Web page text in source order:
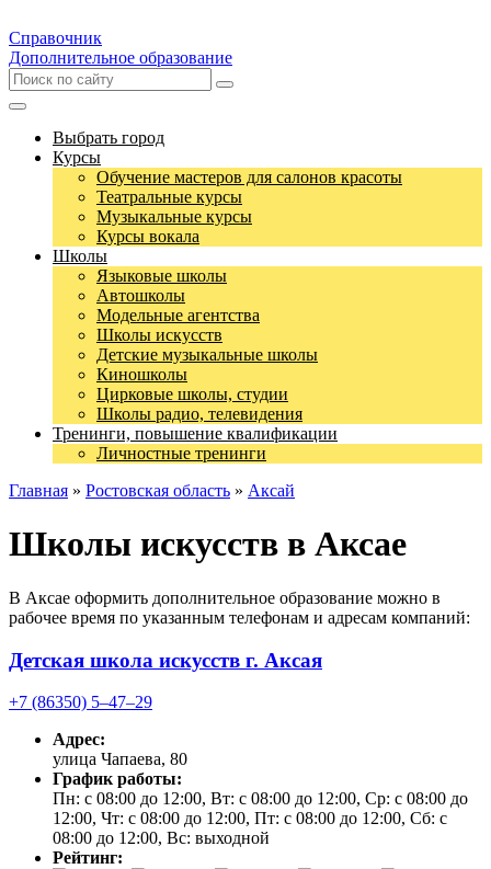
Справочник
Дополнительное образование
Выбрать город
Курсы
Обучение мастеров для салонов красоты
Театральные курсы
Музыкальные курсы
Курсы вокала
Школы
Языковые школы
Автошколы
Модельные агентства
Школы искусств
Детские музыкальные школы
Киношколы
Цирковые школы, студии
Школы радио, телевидения
Тренинги, повышение квалификации
Личностные тренинги
Главная » Ростовская область » Аксай
Школы искусств в Аксае
В Аксае оформить дополнительное образование можно в
рабочее время по указанным телефонам и адресам компаний:
Детская школа искусств г. Аксая
+7 (86350) 5‒47‒29
Адрес:
улица Чапаева, 80
График работы:
Пн: с 08:00 до 12:00, Вт: с 08:00 до 12:00, Ср: с 08:00 до
12:00, Чт: с 08:00 до 12:00, Пт: с 08:00 до 12:00, Сб: с
08:00 до 12:00, Вс: выходной
Рейтинг: